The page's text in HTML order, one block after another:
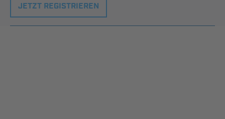
JETZT REGISTRIEREN